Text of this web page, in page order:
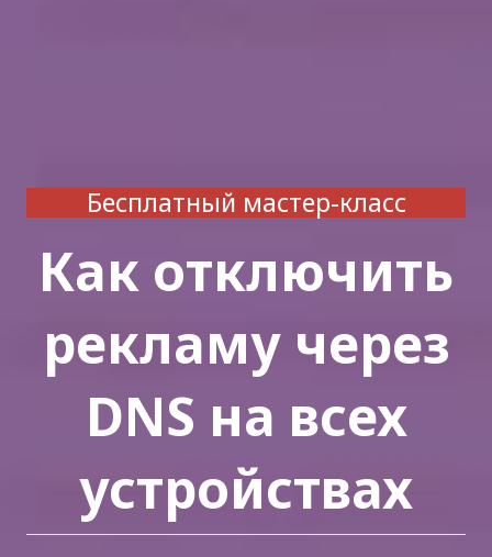
Бесплатный мастер-класс
Как отключить
рекламу через
DNS на всех
устройствах